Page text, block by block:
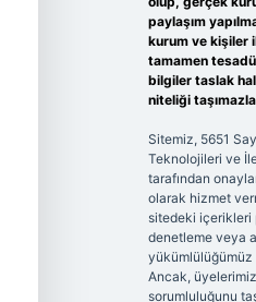
paylaşım
kurum ve kişiler
tamamen
bilgiler taslak
niteliği
Sitemiz, 5651
Teknolojileri ve
tarafından
olarak hizmet
sitedeki içerikleri
denetleme veya
yükümlülüğümüz
Ancak,
sorumluluğunu